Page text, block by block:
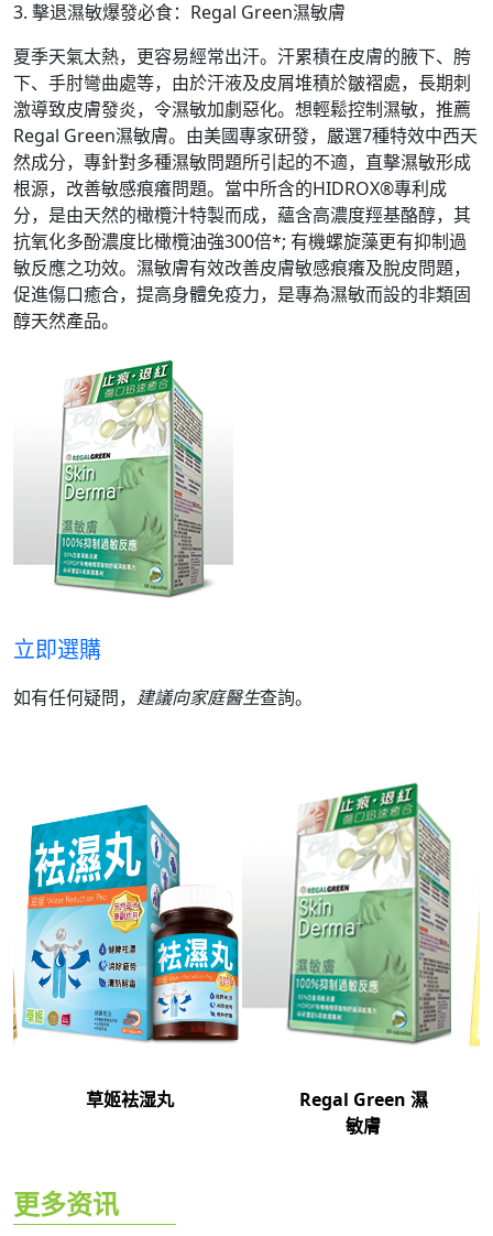
3. 擊退濕敏爆發必食：Regal Green濕敏膚
夏季天氣太熱，更容易經常出汗。汗累積在皮膚的腋下、胯
下、手肘彎曲處等，由於汗液及皮屑堆積於皺褶處，長期刺
激導致皮膚發炎，令濕敏加劇惡化。想輕鬆控制濕敏，推薦
Regal Green濕敏膚。由美國專家研發，嚴選7種特效中西天
然成分，專針對多種濕敏問題所引起的不適，直擊濕敏形成
根源，改善敏感痕癢問題。當中所含的HIDROX®專利成
分，是由天然的橄欖汁特製而成，蘊含高濃度羥基酪醇，其
抗氧化多酚濃度比橄欖油強300倍*; 有機螺旋藻更有抑制過
敏反應之功效。濕敏膚有效改善皮膚敏感痕癢及脫皮問題，
促進傷口癒合，提高身體免疫力，是專為濕敏而設的非類固
醇天然產品。
立即選購
如有任何疑問， 建議向家庭醫生查詢。
草姬袪湿丸
Regal Green 濕
敏膚
更多资讯